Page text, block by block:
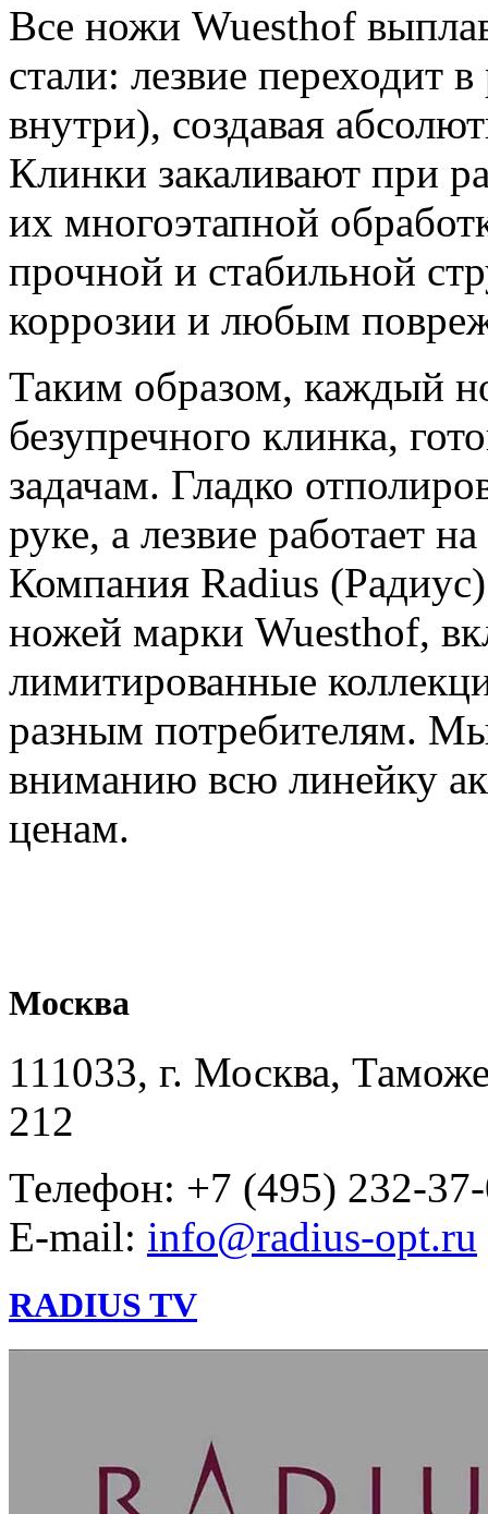
Все ножи Wuesthof
стали: лезвие переходит
внутри), создавая
Клинки закаливают при
их многоэтапной
прочной и стабильной
коррозии и любым
Таким образом, каждый
безупречного клинка,
задачам. Гладко
руке, а лезвие работает
Компания Radius
ножей марки Wuesthof,
лимитированные
разным потребителям.
вниманию всю линейку
ценам.
Москва
111033, г. Москва,
212
Телефон: +7 (495) 232-
E-mail: info@radius-opt.ru
RADIUS TV